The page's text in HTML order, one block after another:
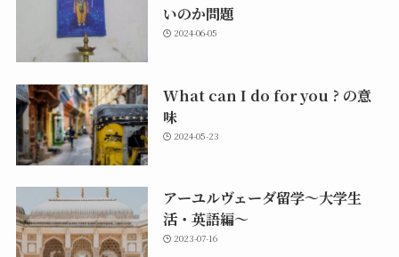
いのか問題
2024-06-05
What can I do for you ? の意
味
2024-05-23
アーユルヴェーダ留学〜大学生
活・英語編〜
2023-07-16